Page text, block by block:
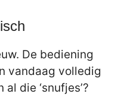
De bediening
vandaag volledig
die ‘snufjes’?